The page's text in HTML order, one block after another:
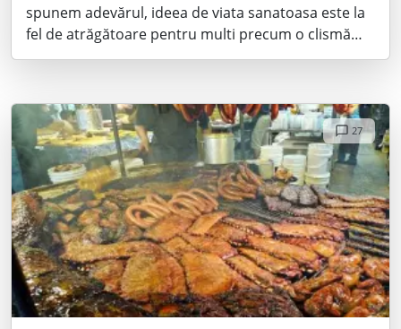
spunem adevărul, ideea de viata sanatoasa este la
fel de atrăgătoare pentru multi precum o clismă…
27